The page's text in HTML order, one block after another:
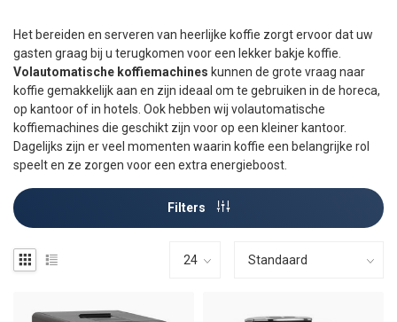
Het bereiden en serveren van heerlijke koffie zorgt ervoor dat uw
gasten graag bij u terugkomen voor een lekker bakje koffie.
Volautomatische koffiemachines kunnen de grote vraag naar
koffie gemakkelijk aan en zijn ideaal om te gebruiken in de horeca,
op kantoor of in hotels. Ook hebben wij volautomatische
koffiemachines die geschikt zijn voor op een kleiner kantoor.
Dagelijks zijn er veel momenten waarin koffie een belangrijke rol
speelt en ze zorgen voor een extra energieboost.
Filters